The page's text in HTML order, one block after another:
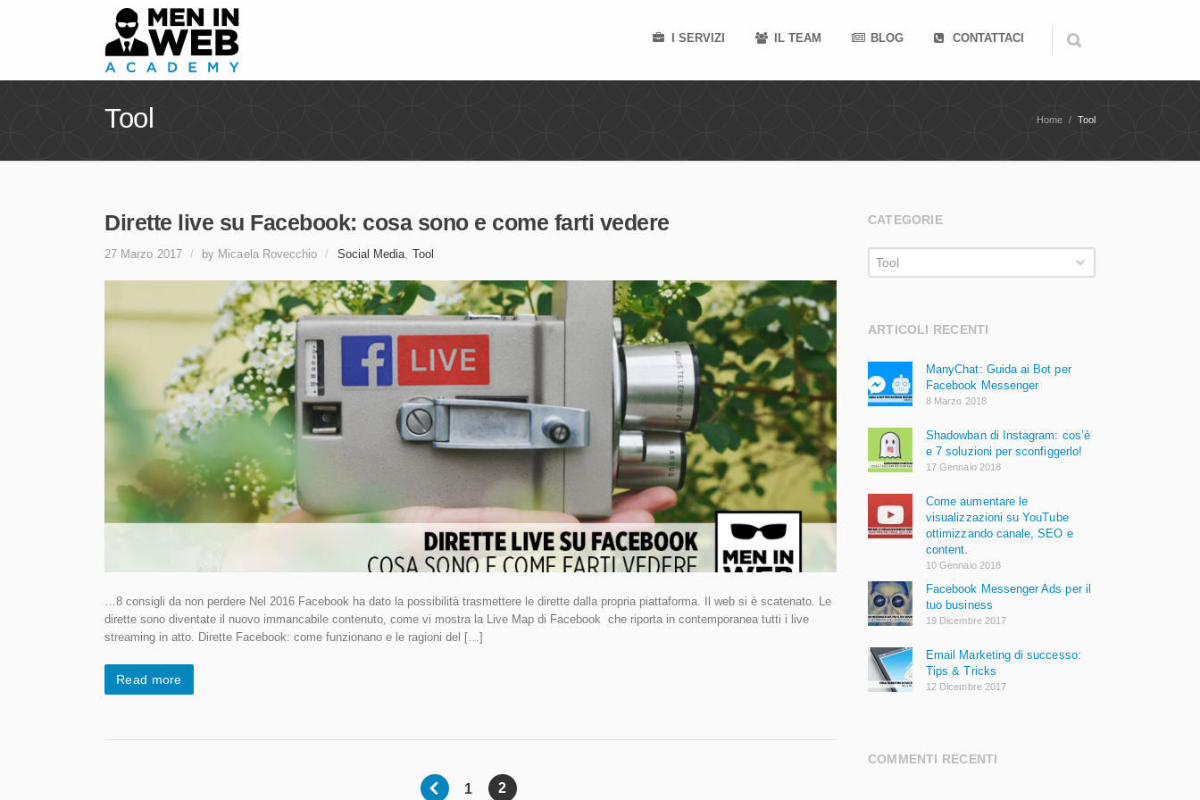
I SERVIZI IL TEAM BLOG CONTATTACI
Home / Tool
Tool
Dirette live su Facebook: cosa sono e come farti vedere
27 Marzo 2017 / by Micaela Rovecchio / Social Media, Tool
…8 consigli da non perdere Nel 2016 Facebook ha dato la possibilità trasmettere le dirette dalla propria piattaforma. Il web si è scatenato. Le
dirette sono diventate il nuovo immancabile contenuto, come vi mostra la Live Map di Facebook che riporta in contemporanea tutti i live
streaming in atto. Dirette Facebook: come funzionano e le ragioni del […]
Read more
1 2
CATEGORIE
Categorie
Tool
ARTICOLI RECENTI
ManyChat: Guida ai Bot per
Facebook Messenger
8 Marzo 2018
Shadowban di Instagram: cos’è
e 7 soluzioni per sconfiggerlo!
17 Gennaio 2018
Come aumentare le
visualizzazioni su YouTube
ottimizzando canale, SEO e
content.
10 Gennaio 2018
Facebook Messenger Ads per il
tuo business
19 Dicembre 2017
Email Marketing di successo:
Tips & Tricks
12 Dicembre 2017
COMMENTI RECENTI